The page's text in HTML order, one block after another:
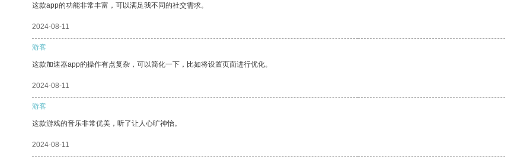
这款app的功能非常丰富，可以满足我不同的社交需求。
2024-08-11
游客
这款加速器app的操作有点复杂，可以简化一下，比如将设置页面进行优化。
2024-08-11
游客
这款游戏的音乐非常优美，听了让人心旷神怡。
2024-08-11